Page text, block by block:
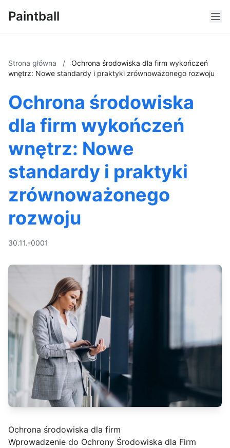
Paintball
Strona główna /
Ochrona środowiska dla firm wykończeń
wnętrz: Nowe standardy i praktyki zrównoważonego rozwoju
Ochrona środowiska
dla firm wykończeń
wnętrz: Nowe
standardy i praktyki
zrównoważonego
rozwoju
30.11.-0001
Ochrona środowiska dla firm
Wprowadzenie do Ochrony Środowiska dla Firm